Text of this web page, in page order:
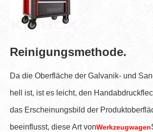
Reinigungsmethode.
Da die Oberfläche der Galvanik- und
hell ist, ist es leicht, den
das Erscheinungsbild der
beeinflusst, diese Art vonWerkzeugwagen